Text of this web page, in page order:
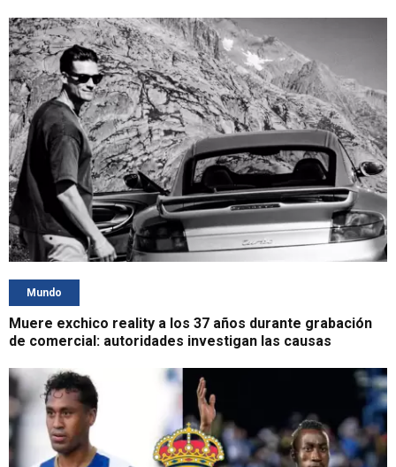
Mundo
Muere exchico reality a los 37 años durante grabación
de comercial: autoridades investigan las causas